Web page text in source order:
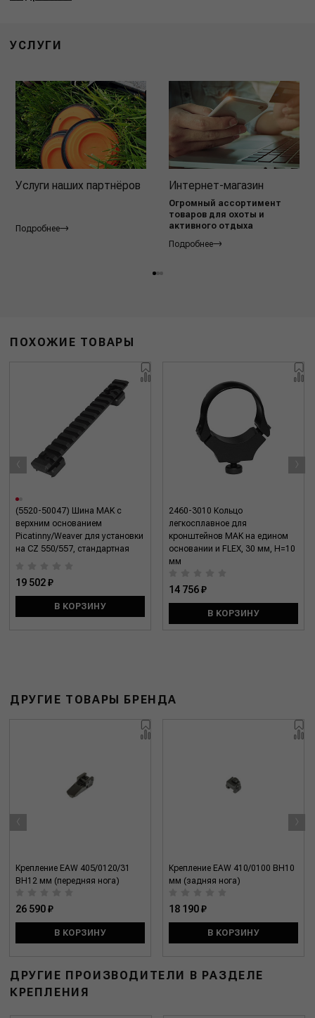
УСЛУГИ
Услуги наших партнёров
Подробнее
Интернет-магазин
Огромный ассортимент
товаров для охоты и
активного отдыха
Подробнее
ПОХОЖИЕ ТОВАРЫ
(5520-50047) Шина MAK с
верхним основанием
Picatinny/Weaver для установки
на CZ 550/557, стандартная
19 502 ₽
В КОРЗИНУ
2460-3010 Кольцо
легкосплавное для
кронштейнов MAK на едином
основании и FLEX, 30 мм, H=10
мм
14 756 ₽
В КОРЗИНУ
‹ ›
ДРУГИЕ ТОВАРЫ БРЕНДА
Крепление EAW 405/0120/31
BH12 мм (передняя нога)
26 590 ₽
В КОРЗИНУ
Крепление EAW 410/0100 BH10
мм (задняя нога)
18 190 ₽
В КОРЗИНУ
‹ ›
ДРУГИЕ ПРОИЗВОДИТЕЛИ В РАЗДЕЛЕ
КРЕПЛЕНИЯ